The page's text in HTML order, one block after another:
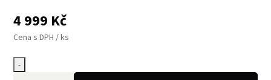
4 999 Kč
Cena s DPH / ks
-